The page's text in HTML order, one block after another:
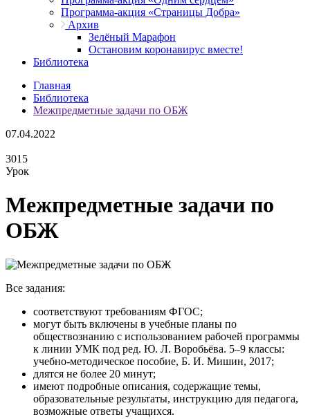
Программа-акция «Страницы Добра»
Архив
Зелёный Марафон
Остановим коронавирус вместе!
Библиотека
Главная
Библиотека
Межпредметные задачи по ОБЖ
07.04.2022
3015
Урок
Межпредметные задачи по
ОБЖ
Все задания:
соответствуют требованиям ФГОС;
могут быть включены в учебные планы по
обществознанию с использованием рабочей программы
к линии УМК под ред. Ю. Л. Воробьёва. 5–9 классы:
учебно-методическое пособие, Б. И. Мишин, 2017;
длятся не более 20 минут;
имеют подробные описания, содержащие темы,
образовательные результаты, инструкцию для педагога,
возможные ответы учащихся.